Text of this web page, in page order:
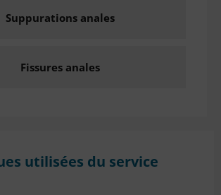
Suppurations anales
Fissures anales
utilisées du service